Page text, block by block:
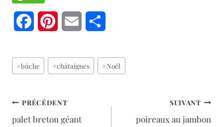
c
b
o
n
e
r
a
r
Étiquettes
de
publication :
#bûche #châtaignes #Noël
NAVIGATION
PRÉCÉDENT
palet breton géant
SUIVANT
poireaux au jambon